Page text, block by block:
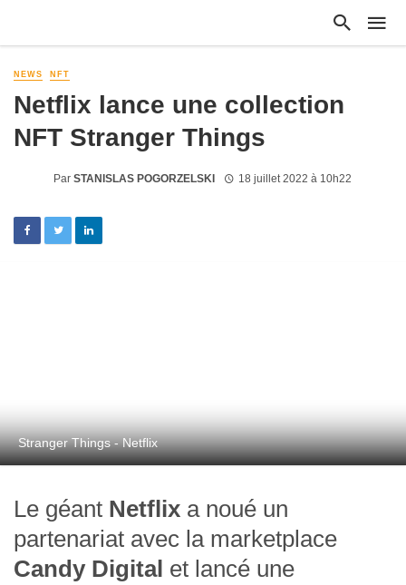
NEWS NFT
Netflix lance une collection
NFT Stranger Things
Par STANISLAS POGORZELSKI 18 juillet 2022 à 10h22
Stranger Things - Netflix
Le géant Netflix a noué un
partenariat avec la marketplace
Candy Digital et lancé une